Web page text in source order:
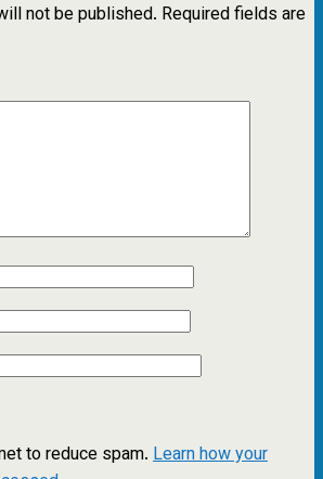
not be published. Required fields are
to reduce spam. Learn how your